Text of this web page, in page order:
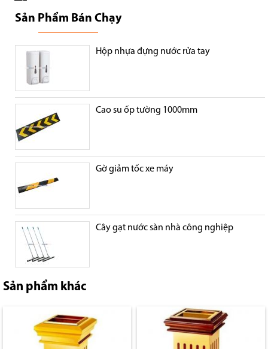
Sản Phẩm Bán Chạy
Hộp nhựa đựng nước rửa tay
Cao su ốp tường 1000mm
Gờ giảm tốc xe máy
Cây gạt nước sàn nhà công nghiệp
Sản phẩm khác